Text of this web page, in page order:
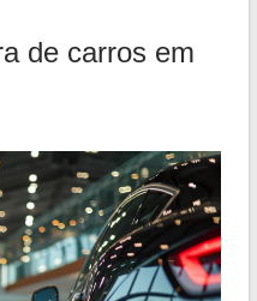
de carros em